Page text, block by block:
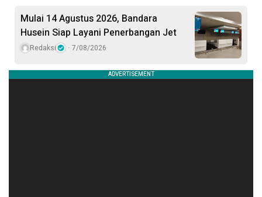
Mulai 14 Agustus 2026, Bandara
Husein Siap Layani Penerbangan Jet
Redaksi 7/08/2026